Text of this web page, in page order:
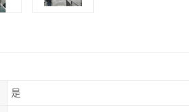
是